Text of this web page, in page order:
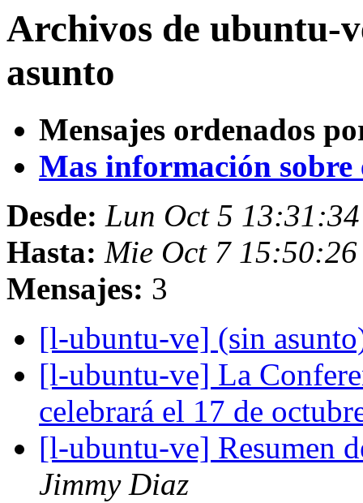
Archivos de ubuntu-
asunto
Mensajes ordenados
Mas información sobre
Desde: Lun Oct 5
Hasta: Mie Oct 7
Mensajes: 3
[l-ubuntu-ve] (sin
[l-ubuntu-ve] La
celebrará el 17 de
[l-ubuntu-ve] Resumen
Jimmy Diaz